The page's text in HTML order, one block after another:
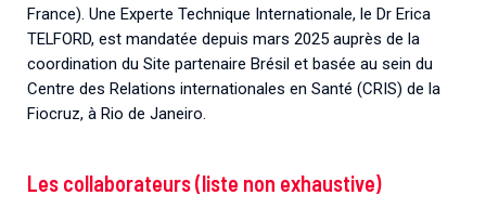
France). Une Experte Technique Internationale, le Dr Erica
TELFORD, est mandatée depuis mars 2025 auprès de la
coordination du Site partenaire Brésil et basée au sein du
Centre des Relations internationales en Santé (CRIS) de la
Fiocruz, à Rio de Janeiro.
Les collaborateurs (liste non exhaustive)